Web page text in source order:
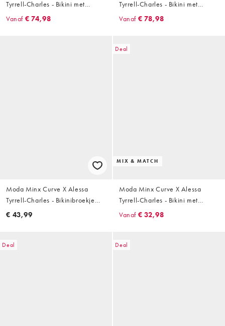
Tyrrell-Charles - Bikini met
gesmolten hardware-detail in
Vanaf € 74,98
Tyrrell-Charles - Bikini met
overslag, bloemenprint en
Vanaf € 78,98
Moda Minx Curve X Alessa
Tyrrell-Charles - Bikinibroekje
met hoge taille en ringdetail in
€ 43,99
Deal
MIX & MATCH
Moda Minx Curve X Alessa
Tyrrell-Charles - Bikini met
geknoopte voorkant en
Vanaf € 32,98
Deal Deal